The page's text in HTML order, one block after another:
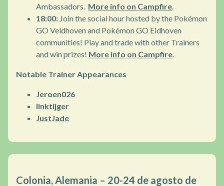
Ambassadors. More info on Campfire.
18:00: Join the social hour hosted by the Pokémon
GO Veldhoven and Pokémon GO Eidhoven
communities! Play and trade with other Trainers
and win prizes! More info on Campfire.
Notable Trainer Appearances
Jeroen026
linktijger
JustJade
Colonia, Alemania – 20-24 de agosto de